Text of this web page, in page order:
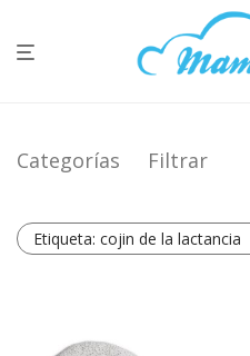
Categorías Filtrar
Etiqueta: cojin de la lactancia